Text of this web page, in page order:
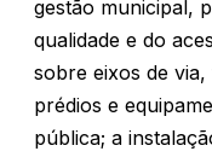
gestão municipal,
qualidade e do
sobre eixos de
prédios e
pública; a